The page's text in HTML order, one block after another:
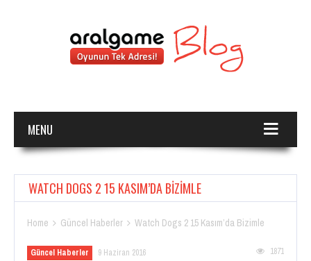
MENU
WATCH DOGS 2 15 KASIM’DA BIZIMLE
Home  Güncel Haberler  Watch Dogs 2 15 Kasım’da Bizimle
Güncel Haberler 9 Haziran 2016 1871